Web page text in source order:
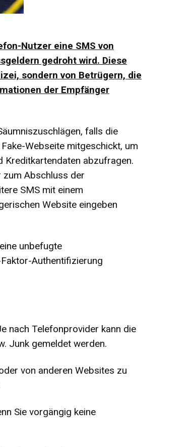
Nutzer eine SMS von
gedroht wird. Diese
sondern von Betrügern, die
der Empfänger
falls die
Webseite mitgeschickt, um
Kreditkartendaten abzufragen.
Abschluss der
SMS mit einem
Website eingeben
unbefugte
Authentifizierung
nach Telefonprovider kann die
Junk gemeldet werden.
von anderen Websites zu
Sie vorgängig keine